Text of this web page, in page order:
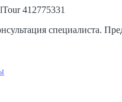
412775331
специалиста.